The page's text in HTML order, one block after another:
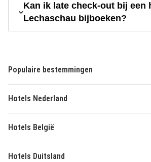
Kan ik late check-out bij een
Lechaschau bijboeken?
Populaire bestemmingen
Hotels Nederland
Hotels België
Hotels Duitsland